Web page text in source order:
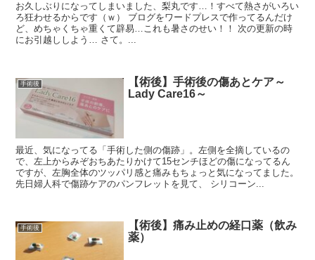
お久しぶりになってしまいました、梨丸です…！すべて熱さがいろい
ろ狂わせるからです（ｗ） ブログをワードプレスで作ってるんだけ
ど、めちゃくちゃ重くて辟易…これも暑さのせい！！ 次の更新の時
にお引越ししよう… さて。...
手術後
【術後】手術後の傷あとケア～
Lady Care16～
最近、気になってる「手術した側の傷跡」。左側を全摘しているの
で、左上からみぞおちあたりかけて15センチほどの傷になってるん
ですが、左胸全体のツッパリ感と痛みもちょっと気になってました。
先日婦人科で傷跡ケアのパンフレットを見て、 シリコーン...
手術後
【術後】痛み止めの経口薬（飲み
薬）